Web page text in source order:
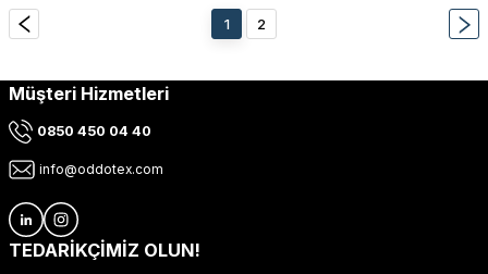
1 2
Müşteri Hizmetleri
0850 450 04 40
info@oddotex.com
TEDARİKÇİMİZ OLUN!